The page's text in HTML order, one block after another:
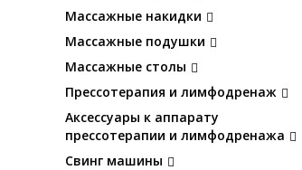
Массажные накидки
Массажные подушки
Массажные столы
Прессотерапия и лимфодренаж
Аксессуары к аппарату
прессотерапии и лимфодренажа
Свинг машины